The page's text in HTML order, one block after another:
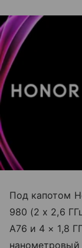
Под капотом
980 (2 х 2,6
A76 и 4 × 1,8
нанометровый